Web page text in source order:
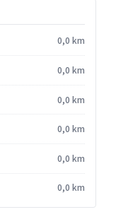
0,0 km
0,0 km
0,0 km
0,0 km
0,0 km
0,0 km